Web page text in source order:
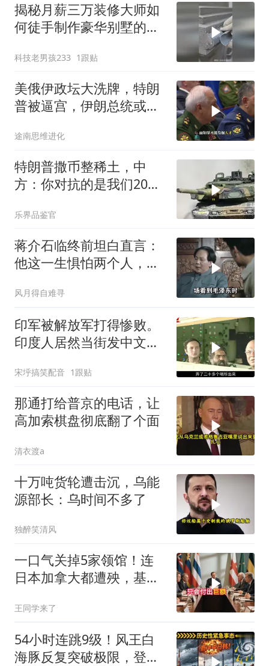
揭秘月薪三万装修大师如
何徒手制作豪华别墅的罗
科技老男孩233 1跟贴
美俄伊政坛大洗牌，特朗
普被逼宫，伊朗总统或下
途南思维进化
特朗普撒币整稀土，中
方：你对抗的是我们20年
乐界品鉴官
蒋介石临终前坦白直言：
他这一生惧怕两个人，却
风月得自难寻
印军被解放军打得惨败。
印度人居然当街发中文教
宋垀搞笑配音 1跟贴
那通打给普京的电话，让
高加索棋盘彻底翻了个面
清衣渡a
十万吨货轮遭击沉，乌能
源部长：乌时间不多了
独醉笑清风
一口气关掉5家领馆！连
日本加拿大都遭殃，基辛
王同学来了
54小时连跳9级！风王白
海豚反复突破极限，登陆